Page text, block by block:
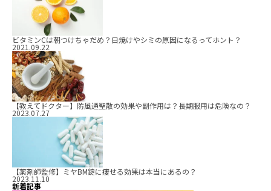
ビタミンCは朝つけちゃだめ？日焼けやシミの原因になるってホント？
2021.09.22
【教えてドクター】防風通聖散の効果や副作用は？長期服用は危険なの？
2023.07.27
【薬剤師監修】ミヤBM錠に痩せる効果は本当にあるの？
2023.11.10
新着記事